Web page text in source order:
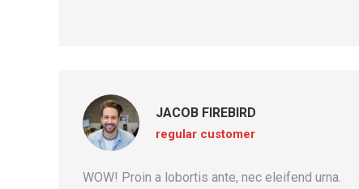
JACOB FIREBIRD
regular customer
WOW! Proin a lobortis ante, nec eleifend urna.